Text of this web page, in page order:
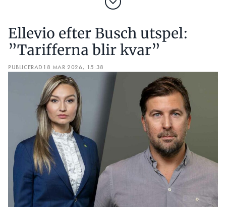
Ellevio efter Busch utspel:
”Tarifferna blir kvar”
PUBLICERAD 18 MAR 2026, 15:38